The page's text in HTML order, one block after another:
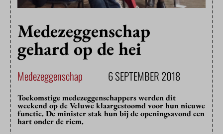
Medezeggenschap
gehard op de hei
Medezeggenschap 6 SEPTEMBER 2018
Toekomstige medezeggenschappers werden dit
weekend op de Veluwe klaargestoomd voor hun nieuwe
functie. De minister stak hun bij de openingsavond een
hart onder de riem.